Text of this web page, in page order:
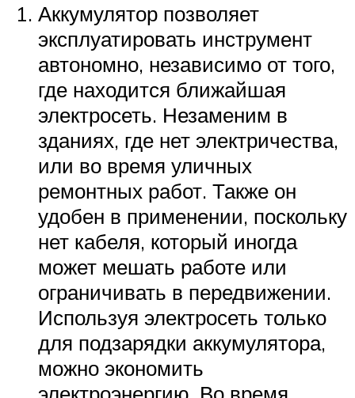
Аккумулятор позволяет
эксплуатировать инструмент
автономно, независимо от того,
где находится ближайшая
электросеть. Незаменим в
зданиях, где нет электричества,
или во время уличных
ремонтных работ. Также он
удобен в применении, поскольку
нет кабеля, который иногда
может мешать работе или
ограничивать в передвижении.
Используя электросеть только
для подзарядки аккумулятора,
можно экономить